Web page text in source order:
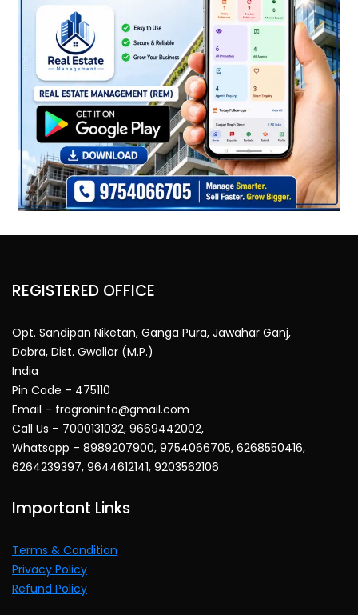
REGISTERED OFFICE
Opt. Sandipan Niketan, Ganga Pura, Jawahar Ganj,
Dabra, Dist. Gwalior (M.P.)
India
Pin Code – 475110
Email – fragroninfo@gmail.com
Call Us – 7000131032, 9669442002,
Whatsapp – 8989207900, 9754066705, 6268550416,
6264239397, 9644612141, 9203562106
Important Links
Terms & Condition
Privacy Policy
Refund Policy